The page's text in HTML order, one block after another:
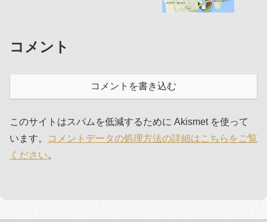
コメント
コメントを書き込む
このサイトはスパムを低減するために Akismet を使って
います。
コメントデータの処理方法の詳細はこちらをご覧
ください。